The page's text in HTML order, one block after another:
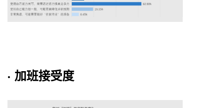
· 加班接受度